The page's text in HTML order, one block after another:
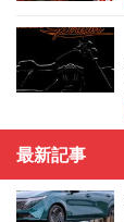
最新記事